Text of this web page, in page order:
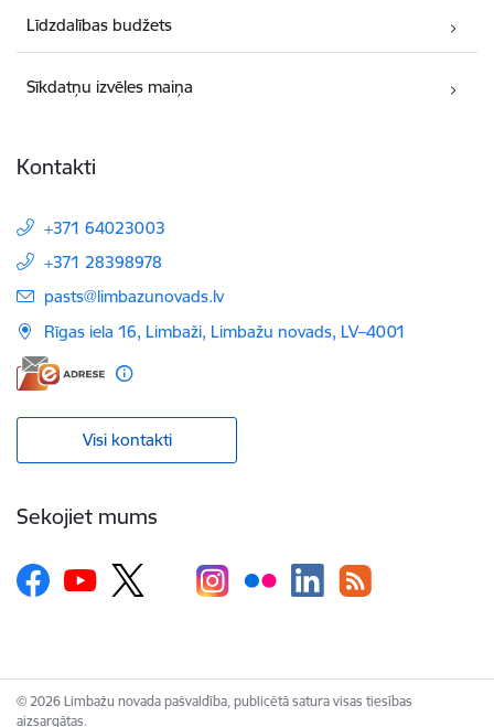
Līdzdalības budžets
Sīkdatņu izvēles maiņa
Kontakti
+371 64023003
+371 28398978
E-pasts:
pasts@limbazunovads.lv
Rīgas iela 16, Limbaži, Limbažu novads, LV–4001
Visi kontakti
Sekojiet mums
© 2026 Limbažu novada pašvaldība, publicētā satura visas tiesības
aizsargātas.